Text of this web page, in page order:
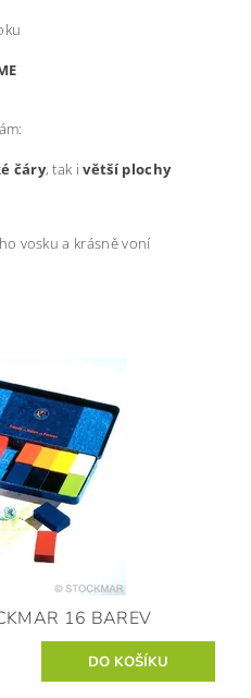
čáry, tak ivětší plochy
vosku a krásně voní
16 BAREV